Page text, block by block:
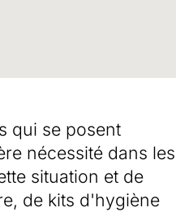
qui se posent
nécessité dans les
situation et de
de kits d'hygiène